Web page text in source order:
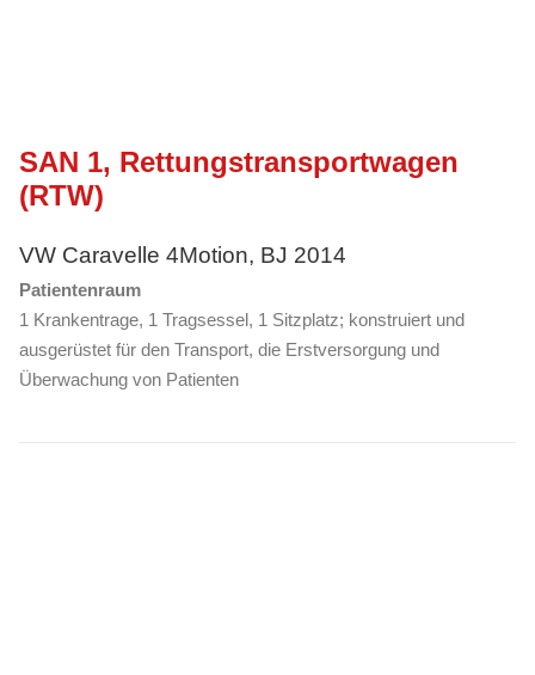
SAN 1, Rettungstransportwagen
(RTW)
VW Caravelle 4Motion, BJ 2014
Patientenraum
1 Krankentrage, 1 Tragsessel, 1 Sitzplatz; konstruiert und
ausgerüstet für den Transport, die Erstversorgung und
Überwachung von Patienten